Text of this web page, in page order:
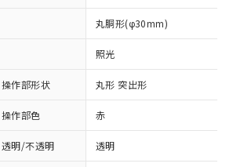
丸胴形(φ30mm)
照光
操作部形状 丸形 突出形
操作部色 赤
透明/不透明 透明